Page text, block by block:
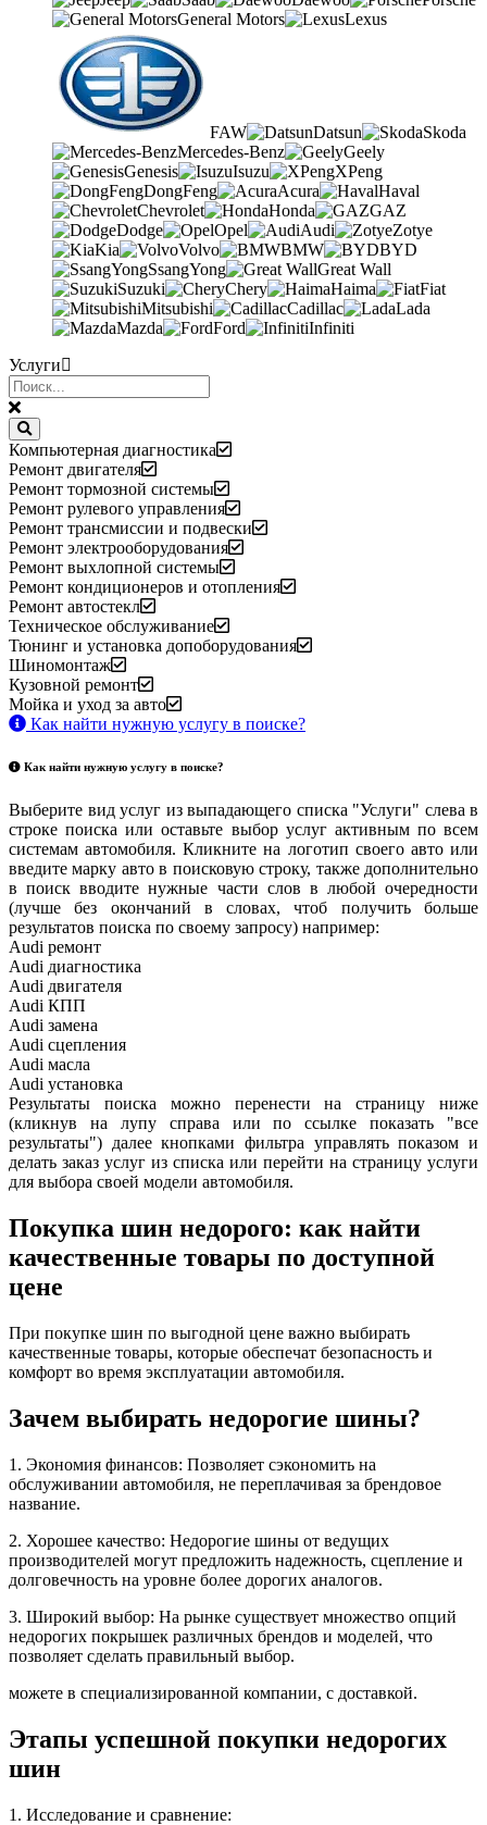
General Motors
Lexus
FAW Datsun
Skoda
Mercedes-Benz
Geely
Genesis
Isuzu
XPeng
DongFeng
Acura
Haval
Chevrolet
Honda
GAZ
Dodge
Opel Audi
Zotye
Kia
Volvo BMW
BYD
SsangYong
Great Wall
Suzuki
Chery Haima
Fiat
Mitsubishi
Cadillac
Lada
Mazda
Ford
Infiniti
Услуги
Компьютерная диагностика
Ремонт двигателя
Ремонт тормозной системы
Ремонт рулевого управления
Ремонт трансмиссии и подвески
Ремонт электрооборудования
Ремонт выхлопной системы
Ремонт кондиционеров и отопления
Ремонт автостекл
Техническое обслуживание
Тюнинг и установка допоборудования
Шиномонтаж
Кузовной ремонт
Мойка и уход за авто
Как найти нужную услугу в поиске?
Как найти нужную услугу в поиске?
Выберите вид услуг из выпадающего списка "Услуги" слева в
строке поиска или оставьте выбор услуг активным по всем
системам автомобиля. Кликните на логотип своего авто или
введите марку авто в поисковую строку, также дополнительно
в поиск вводите нужные части слов в любой очередности
(лучше без окончаний в словах, чтоб получить больше
результатов поиска по своему запросу) например:
Audi ремонт
Audi диагностика
Audi двигателя
Audi КПП
Audi замена
Audi сцепления
Audi масла
Audi установка
Результаты поиска можно перенести на страницу ниже
(кликнув на лупу справа или по ссылке показать "все
результаты") далее кнопками фильтра управлять показом и
делать заказ услуг из списка или перейти на страницу услуги
для выбора своей модели автомобиля.
Покупка шин недорого: как найти
качественные товары по доступной
цене
При покупке шин по выгодной цене важно выбирать
качественные товары, которые обеспечат безопасность и
комфорт во время эксплуатации автомобиля.
Зачем выбирать недорогие шины?
1. Экономия финансов: Позволяет сэкономить на
обслуживании автомобиля, не переплачивая за брендовое
название.
2. Хорошее качество: Недорогие шины от ведущих
производителей могут предложить надежность, сцепление и
долговечность на уровне более дорогих аналогов.
3. Широкий выбор: На рынке существует множество опций
недорогих покрышек различных брендов и моделей, что
позволяет сделать правильный выбор.
можете в специализированной компании, с доставкой.
Этапы успешной покупки недорогих
шин
1. Исследование и сравнение: